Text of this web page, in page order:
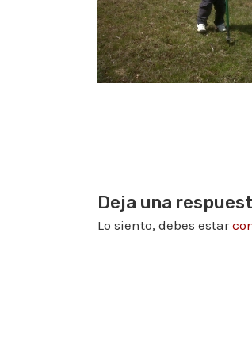
Deja una
Lo siento, debes estar